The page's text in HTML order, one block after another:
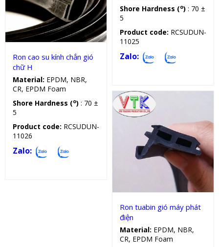
Shore Hardness (o) : 70 ±
5
Product code: RCSUDUN-
11025
Zalo:
Gioăng chèn kín
Ron cao su kính chắn gió
chữ H
Material: EPDM, NBR,
CR, EPDM Foam
Shore Hardness (o) : 70 ±
5
Product code: RCSUDUN-
11026
Zalo:
Ron tuabin gió
Ron tuabin gió máy phát
điện
Material: EPDM, NBR,
CR, EPDM Foam